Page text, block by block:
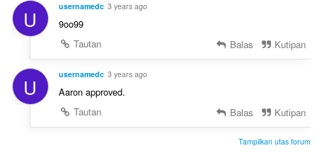
U usernamedc 3 years ago
9oo99
Tautan
Balas Kutipan
U usernamedc 3 years ago
Aaron approved.
Tautan
Balas Kutipan
Tampilkan utas forum